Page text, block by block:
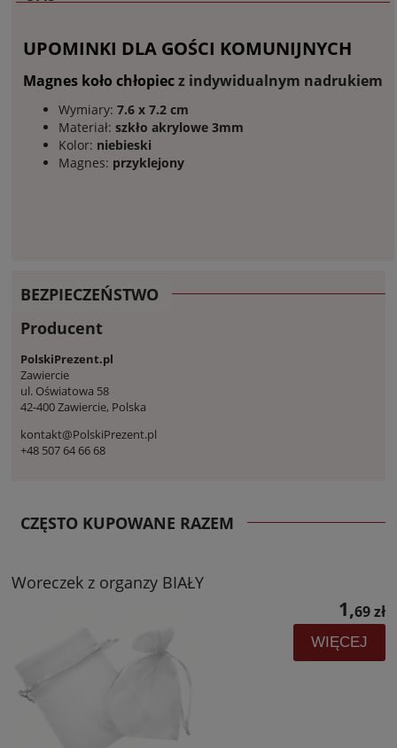
UPOMINKI DLA GOŚCI KOMUNIJNYCH
Magnes koło chłopiecz indywidualnym nadrukiem
Wymiary: 7.6 x 7.2 cm
Materiał: szkło akrylowe 3mm
Kolor: niebieski
Magnes: przyklejony
BEZPIECZEŃSTWO
Producent
PolskiPrezent.pl
Zawiercie
ul. Oświatowa 58
42-400 Zawiercie, Polska
kontakt@PolskiPrezent.pl
+48 507 64 66 68
CZĘSTO KUPOWANE RAZEM
Woreczek z organzy BIAŁY
1,69 zł
WIĘCEJ